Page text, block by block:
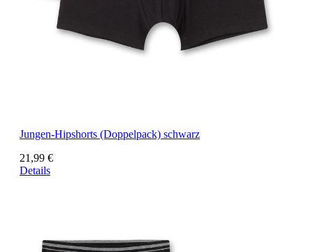
Jungen-Hipshorts (Doppelpack) schwarz
21,99 €
Details